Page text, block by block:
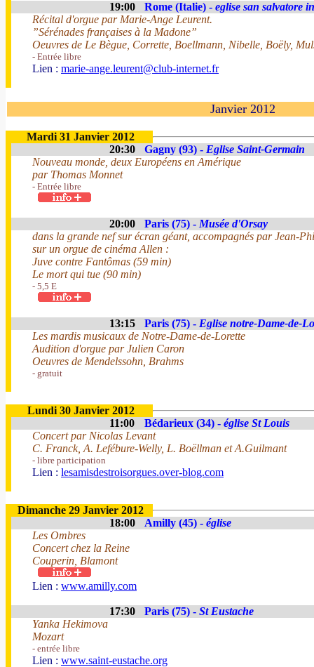
19:00 Rome (Italie) - eglise san salvatore
Récital d'orgue par Marie-Ange Leurent.
”Sérénades françaises à la Madone”
Oeuvres de Le Bègue, Corrette, Boellmann, Nibelle, Boëly,
- Entrée libre
Lien : marie-ange.leurent@club-internet.fr
Janvier 2012
Mardi 31 Janvier 2012
20:30
Gagny (93) - Eglise Saint-Germain
Nouveau monde, deux Européens en Amérique
par Thomas Monnet
- Entrée libre
20:00 Paris (75) - Musée d'Orsay
dans la grande nef sur écran géant, accompagnés par Jean-
sur un orgue de cinéma Allen :
Juve contre Fantômas (59 min)
Le mort qui tue (90 min)
- 5,5 E
13:15 Paris (75) - Eglise notre-Dame-de-
Les mardis musicaux de Notre-Dame-de-Lorette
Audition d'orgue par Julien Caron
Oeuvres de Mendelssohn, Brahms
- gratuit
Lundi 30 Janvier 2012
11:00
Bédarieux (34) - église St Louis
Concert par Nicolas Levant
C. Franck, A. Lefébure-Welly, L. Boëllman et A.Guilmant
- libre participation
Lien : lesamisdestroisorgues.over-blog.com
Dimanche 29 Janvier 2012
18:00
Amilly (45) - église
Les Ombres
Concert chez la Reine
Couperin, Blamont
Lien : www.amilly.com
17:30 Paris (75) - St Eustache
Yanka Hekimova
Mozart
- entrée libre
Lien : www.saint-eustache.org